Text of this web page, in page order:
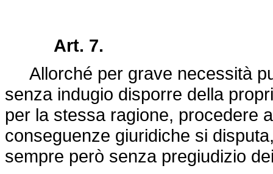
Art. 7.
Allorché per grave necessità
senza indugio disporre della
per la stessa ragione, procedere
conseguenze giuridiche si
sempre però senza pregiudizio